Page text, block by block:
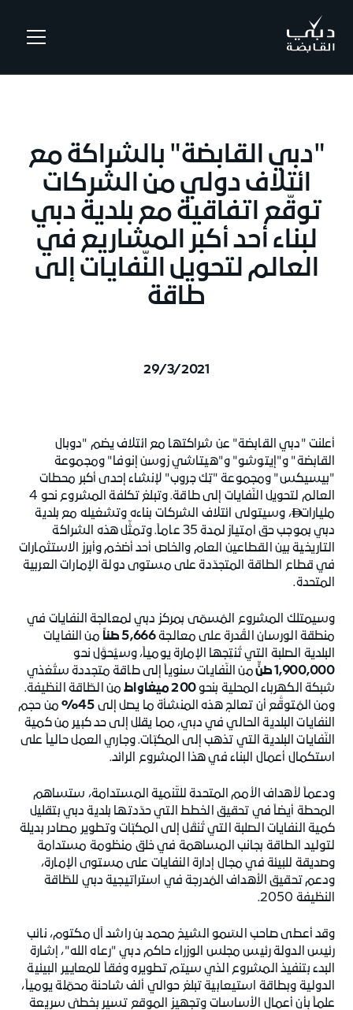
"دبي القابضة" بالشراكة مع
ائتلاف دولي من الشّركات
توقّع اتفاقية مع بلدية دبي
لبناء أحد أكبر المشاريع في
العالم لتحويل النّفايات إلى
طاقة
29/3/2021
أعلنت "دبي القابضة" عن شراكتها مع ائتلاف يضم "دوبال
القابضة" و"إيتوشو" و"هيتاشي زوسن إنوفا" ومجموعة
"بيسيكس" ومجموعة "تِك جروب" لإنشاء إحدى أكبر محطات
العالم لتحويل النّفايات إلى طاقة. وتبلغ تكلفة المشروع نحو 4
مليارات، وسيتولى ائتلاف الشركات بناءه وتشغيله مع بلدية
دبي بموجب حق امتياز لمدة 35 عاماً. وتمثِّل هذه الشراكة
التاريخية بين القطاعين العام والخاص أحد أضخم وأبرز الاستثمارات
في قطاع الطاقة المتجدّدة على مستوى دولة الإمارات العربية
المتحدة.
وسيمتلك المشروع المُسمّى بمركز دبي لمعالجة النفايات في
منطقة الورسان القُدرة على معالجة5,666 طناً
من النفايات
البلدية الصلبة التي تُنتِجها الإمارة يومياً، وسيُحوَّل نحو
1,900,000 طنٍّ
من النّفايات سنوياً إلى طاقة متجددة ستُغذي
شبكة الكهرباء المحلية بنحو200 ميغاواط
من الطّاقة النظيفة.
ومن المُتوقَّع أن تعالج هذه المنشأة ما يصل إلى 45%
من حجم
النفايات البلدية الحالي في دبي، مما يقلل إلى حد كبير من كمية
النّفايات البلدية التي تذهب إلى المكبّات. وجاري العمل حالياً على
استكمال أعمال البناء في هذا المشروع الرائد.
ودعماً لأهداف الأمم المتحدة للتّنمية المستدامة، ستساهم
المحطة أيضاً في تحقيق الخطط التي حدّدتها بلدية دبي بتقليل
كمية النفايات الصلبة التي تُنقَل إلى المكبّات وتطوير مصادر بديلة
لتوليد الطاقة بجانب المساهمة في خلق منظومة مستدامة
وصديقة للبيئة في مجال إدارة النفايات على مستوى الإمارة،
ودعم تحقيق الأهداف المُدرجة في استراتيجية دبي للطّاقة
النظيفة 2050.
وقد أعطى صاحب السّمو الشيخ محمد بن راشد آل مكتوم، نائب
رئيس الدولة رئيس مجلس الوزراء حاكم دبي "رعاه الله"، إشارة
البدء بتنفيذ المشروع الذي سيتم تطويره وفقاً للمعايير البيئية
الدولية وبطاقة استيعابية تبلغ حوالي ألف شاحنة محمّلة يومياً،
علماً بأن أعمال الأساسات وتجهيز الموقع تسير بخطىً سريعة